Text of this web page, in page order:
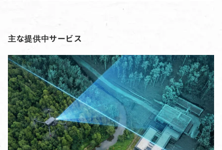
主な提供中サービス